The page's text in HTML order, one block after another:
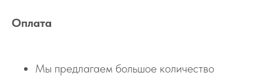
Оплата
Мы предлагаем большое количество